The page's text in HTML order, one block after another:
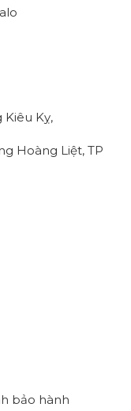
Kiêu Kỵ,
Liệt, TP
bảo hành